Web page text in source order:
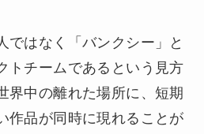
ではなく「バンクシー」と
トチームであるという見方
界中の離れた場所に、短期
作品が同時に現れることが